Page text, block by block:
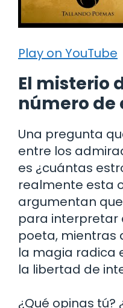
Play on YouTube
El misterio
número de
Una pregunta
entre los
es ¿cuántas
realmente esta
argumentan
para interpretar
poeta, mientras
la magia radica
la libertad de
¿Qué opinas tú?